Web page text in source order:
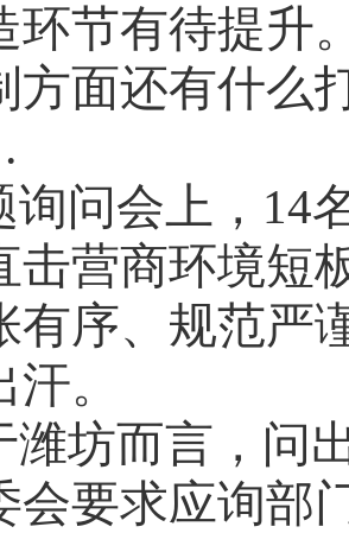
环节有待提升
方面还有什么
询问会上，14
击营商环境短
有序、规范严
。
潍坊而言，问
会要求应询部